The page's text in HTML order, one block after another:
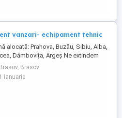
vanzari- echipament tehnic
alocată: Prahova, Buzău, Sibiu, Alba,
Dâmbovița, Argeș Ne extindem
de vânzări și căutăm un Agent
Soluții Tehnice, orientat către
cu experiență în vânzări B2B și
Brasov, Brasov
1 ianuarie